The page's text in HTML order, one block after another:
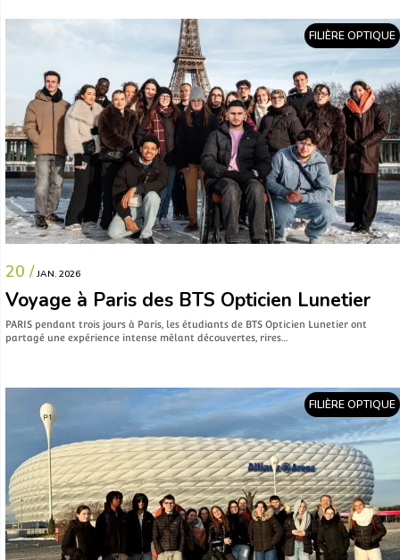
FILIÈRE OPTIQUE
20 / JAN. 2026
Voyage à Paris des BTS Opticien Lunetier
PARIS pendant trois jours à Paris, les étudiants de BTS Opticien Lunetier ont
partagé une expérience intense mêlant découvertes, rires…
FILIÈRE OPTIQUE